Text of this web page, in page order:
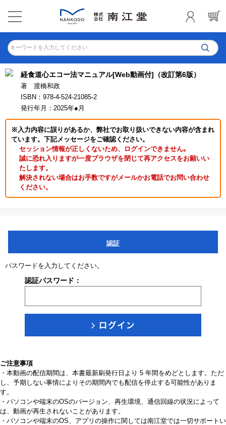
キーワードを入力してください
経食道心エコー法マニュアル[Web動画付]（改訂第6版）
著 渡橋和政
ISBN：978-4-524-21085-2
発行年月：2025年●月
※入力内容に誤りがあるか、弊社でお取り扱いできない内容が含まれ
ています。下記メッセージをご確認ください。
セッション情報が正しくないため、ログインできません｡
誠に恐れ入りますが一度ブラウザを閉じて再アクセスをお願いい
たします。
解決されない場合はお手数ですがメールかお電話でお問い合わせ
ください。
認証
パスワードを入力してください。
認証パスワード：
ご注意事項
・本動画の配信期間は、本書最新刷発行日より 5 年間をめどとします。ただ
し、予期しない事情によりその期間内でも配信を停止する可能性がありま
す。
・パソコンや端末のOSのバージョン、再生環境、通信回線の状況によって
は、動画が再生されないことがあります。
・パソコンや端末のOS、アプリの操作に関しては南江堂では一切サポートい